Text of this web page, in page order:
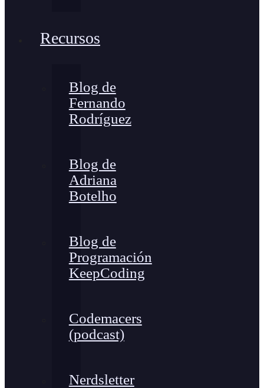
Recursos
Blog de
Fernando
Rodríguez
Blog de
Adriana
Botelho
Blog de
Programación
KeepCoding
Codemacers
(podcast)
Nerdsletter